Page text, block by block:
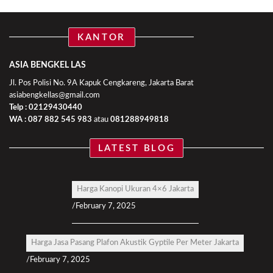
KANTOR
ASIA BENGKEL LAS
Jl. Pos Polisi No. 9A Kapuk Cengkareng, Jakarta Barat
asiabengkellas@gmail.com
Telp : 02129430440
WA : 087 882 545 983 atau 081288949818
LATEST BLOG
Harga Kanopi Ukuran 4×6 Jakarta
February 7, 2025
Harga Jasa Pasang Plafon Akustik Gyptile Per Meter Jakarta
February 7, 2025